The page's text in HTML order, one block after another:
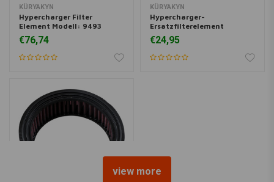
KÜRYAKYN
Hypercharger Filter
Element Modell: 9493
€76,74
KÜRYAKYN
Hypercharger-
Ersatzfilterelement
€24,95
view more